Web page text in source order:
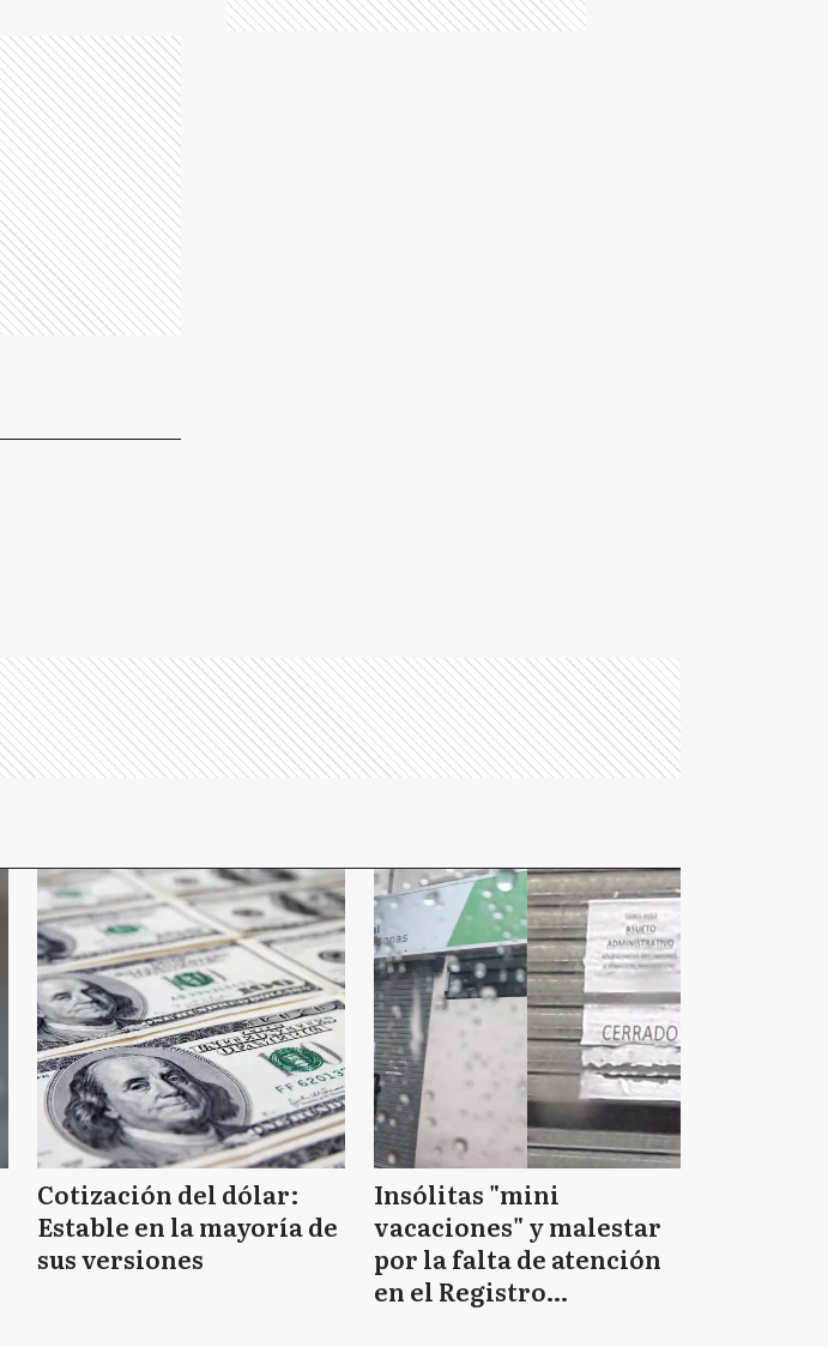
Cotización del dólar:
Estable en la mayoría de
sus versiones
Insólitas "mini
vacaciones" y malestar
por la falta de atención
en el Registro